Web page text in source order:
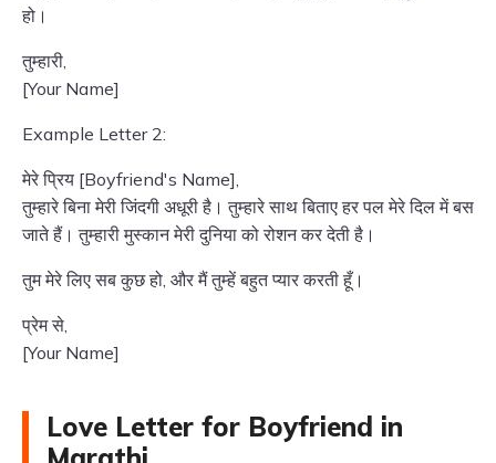
हो।
तुम्हारी,
[Your Name]
Example Letter 2:
मेरे प्रिय [Boyfriend's Name],
तुम्हारे बिना मेरी जिंदगी अधूरी है। तुम्हारे साथ बिताए हर पल मेरे दिल में बस
जाते हैं। तुम्हारी मुस्कान मेरी दुनिया को रोशन कर देती है।
तुम मेरे लिए सब कुछ हो, और मैं तुम्हें बहुत प्यार करती हूँ।
प्रेम से,
[Your Name]
Love Letter for Boyfriend in